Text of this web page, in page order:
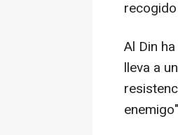
Al Din
lleva a